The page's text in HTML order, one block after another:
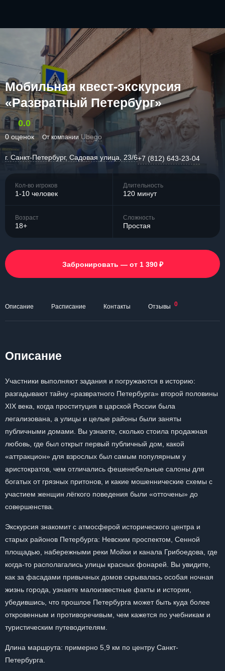
Мобильная квест-экскурсия
«Развратный Петербург»
0.0
0 оценок От компании Ubego
г. Санкт-Петербург, Садовая улица, 23/6+7 (812) 643-23-04
Кол-во игроков
1-10 человек
Длительность
120 минут
Возраст
18+
Сложность
Простая
Забронировать — от 1 390 ₽
Описание Расписание Контакты Отзывы 0
Описание
Участники выполняют задания и погружаются в историю:
разгадывают тайну «развратного Петербурга» второй половины
XIX века, когда проституция в царской России была
легализована, а улицы и целые районы были заняты
публичными домами. Вы узнаете, сколько стоила продажная
любовь, где был открыт первый публичный дом, какой
«аттракцион» для взрослых был самым популярным у
аристократов, чем отличались фешенебельные салоны для
богатых от грязных притонов, и какие мошеннические схемы с
участием женщин лёгкого поведения были «отточены» до
совершенства.
Экскурсия знакомит с атмосферой исторического центра и
старых районов Петербурга: Невским проспектом, Сенной
площадью, набережными реки Мойки и канала Грибоедова, где
когда‑то располагались улицы красных фонарей. Вы увидите,
как за фасадами привычных домов скрывалась особая ночная
жизнь города, узнаете малоизвестные факты и истории,
убедившись, что прошлое Петербурга может быть куда более
откровенным и противоречивым, чем кажется по учебникам и
туристическим путеводителям.
Длина маршрута: примерно 5,9 км по центру Санкт-
Петербурга.